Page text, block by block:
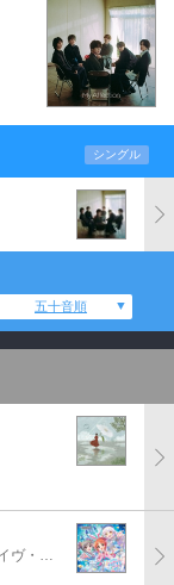
シングル
五十音順
安部菜々(CV:三宅麻理恵)、神崎蘭子(CV:内田真礼)、イヴ・サンタクロース(CV:松永あかね)